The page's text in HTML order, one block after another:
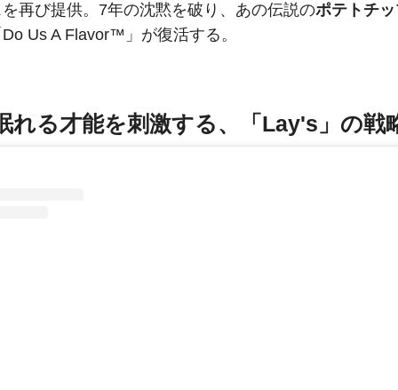
再び提供。7年の沈黙を破り、あの伝説のポテトチ
Do Us A Flavor™」が復活する。
れる才能を刺激する、「Lay's」の戦